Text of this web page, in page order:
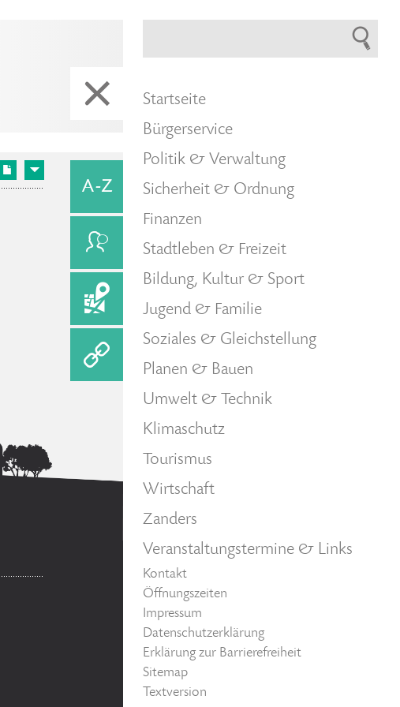
Startseite
Bürgerservice
Politik & Verwaltung
Sicherheit & Ordnung
Finanzen
Stadtleben & Freizeit
Bildung, Kultur & Sport
Jugend & Familie
Soziales & Gleichstellung
Planen & Bauen
Umwelt & Technik
Klimaschutz
Tourismus
Wirtschaft
Zanders
Veranstaltungstermine & Links
Kontakt
Öffnungszeiten
Impressum
Datenschutzerklärung
Erklärung zur Barrierefreiheit
Sitemap
Textversion